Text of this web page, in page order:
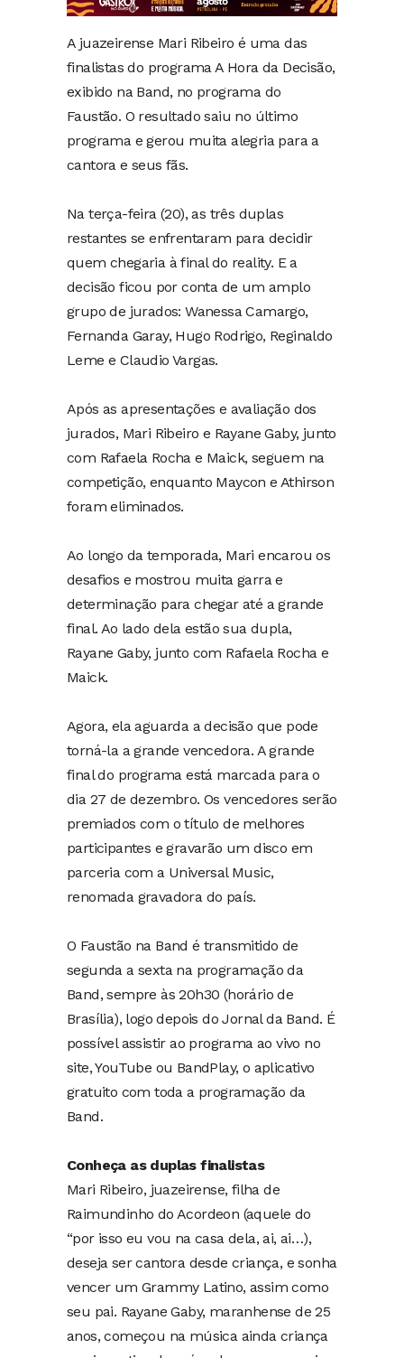
A juazeirense Mari Ribeiro é uma das
finalistas do programa A Hora da Decisão,
exibido na Band, no programa do
Faustão. O resultado saiu no último
programa e gerou muita alegria para a
cantora e seus fãs.
Na terça-feira (20), as três duplas
restantes se enfrentaram para decidir
quem chegaria à final do reality. E a
decisão ficou por conta de um amplo
grupo de jurados: Wanessa Camargo,
Fernanda Garay, Hugo Rodrigo, Reginaldo
Leme e Claudio Vargas.
Após as apresentações e avaliação dos
jurados, Mari Ribeiro e Rayane Gaby, junto
com Rafaela Rocha e Maick, seguem na
competição, enquanto Maycon e Athirson
foram eliminados.
Ao longo da temporada, Mari encarou os
desafios e mostrou muita garra e
determinação para chegar até a grande
final. Ao lado dela estão sua dupla,
Rayane Gaby, junto com Rafaela Rocha e
Maick.
Agora, ela aguarda a decisão que pode
torná-la a grande vencedora. A grande
final do programa está marcada para o
dia 27 de dezembro. Os vencedores serão
premiados com o título de melhores
participantes e gravarão um disco em
parceria com a Universal Music,
renomada gravadora do país.
O Faustão na Band é transmitido de
segunda a sexta na programação da
Band, sempre às 20h30 (horário de
Brasília), logo depois do Jornal da Band. É
possível assistir ao programa ao vivo no
site, YouTube ou BandPlay, o aplicativo
gratuito com toda a programação da
Band.
Conheça as duplas finalistas
Mari Ribeiro, juazeirense, filha de
Raimundinho do Acordeon (aquele do
“por isso eu vou na casa dela, ai, ai…),
deseja ser cantora desde criança, e sonha
vencer um Grammy Latino, assim como
seu pai. Rayane Gaby, maranhense de 25
anos, começou na música ainda criança